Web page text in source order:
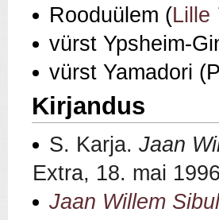
Rooduülem (Lille
vürst Ypsheim-
vürst Yamadori
Kirjandus
S. Karja. Jaan
Extra, 18. mai 1996
Jaan Willem